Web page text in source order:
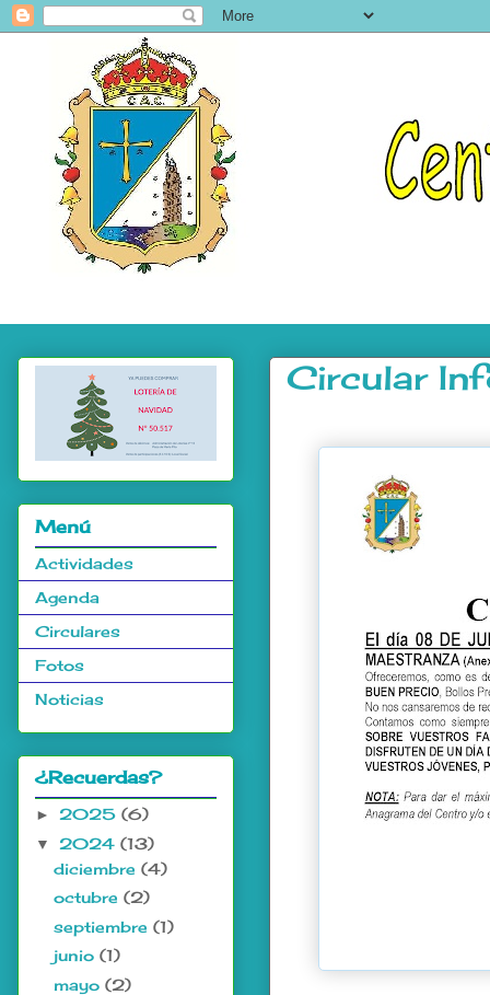
Circular
Menú
Actividades
Agenda
Circulares
Fotos
Noticias
¿Recuerdas?
► 2025 (6)
▼ 2024 (13)
diciembre (4)
octubre (2)
septiembre (1)
junio (1)
mayo (2)